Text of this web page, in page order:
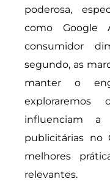
poderosa,
como Google
consumidor
segundo, as
manter o
influenciam a
publicitárias no
melhores
relevantes.